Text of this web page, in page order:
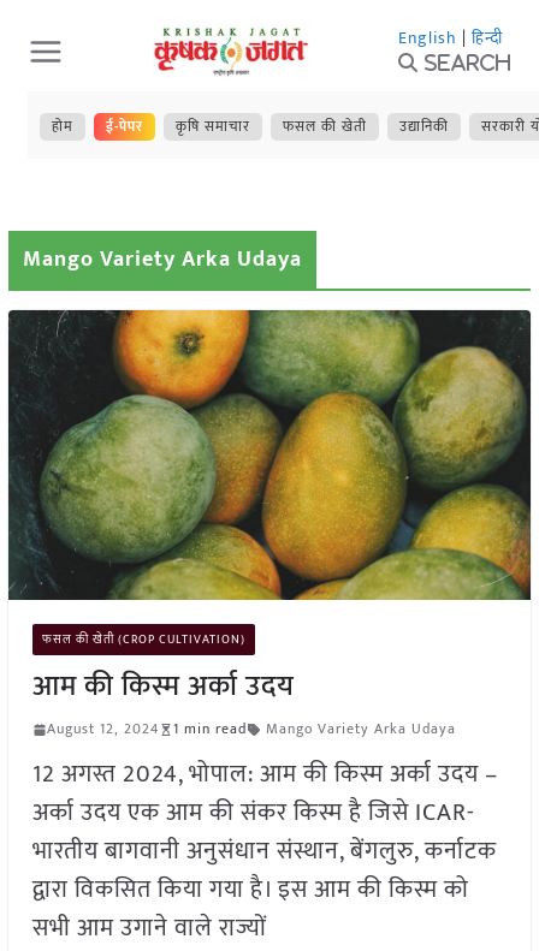
Skip
to
content
English | हिन्दी
Search
होम ई-पेपर कृषि समाचार फसल की खेती उद्यानिकी सरकारी
Mango Variety Arka Udaya
फसल की खेती (CROP CULTIVATION)
आम की किस्म अर्का उदय
August 12, 2024 1 min read Mango Variety Arka Udaya
12 अगस्त 2024, भोपाल: आम की किस्म अर्का उदय –
अर्का उदय एक आम की संकर किस्म है जिसे ICAR-
भारतीय बागवानी अनुसंधान संस्थान, बेंगलुरु, कर्नाटक
द्वारा विकसित किया गया है। इस आम की किस्म को
सभी आम उगाने वाले राज्यों